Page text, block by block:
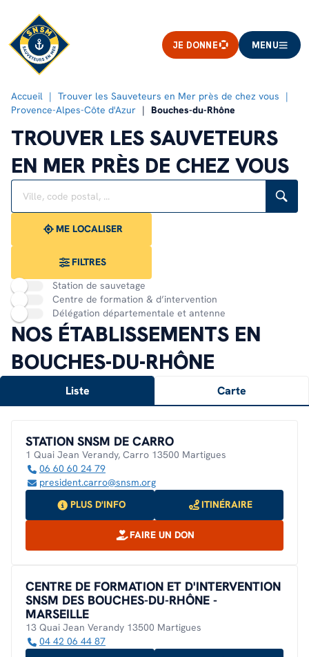
JE DONNE MENU
Accueil
Trouver les Sauveteurs en Mer près de chez vous
Provence-Alpes-Côte d'Azur
Bouches-du-Rhône
TROUVER LES SAUVETEURS
EN MER PRÈS DE CHEZ VOUS
Rechercher
Veuillez
renseigner
adresse
{{count}}
résultat(s)
ME LOCALISER
FILTRES
Station de sauvetage
Centre de formation & d’intervention
Délégation départementale et antenne
NOS ÉTABLISSEMENTS EN
BOUCHES-DU-RHÔNE
Liste Carte
STATION SNSM DE CARRO
1 Quai Jean Verandy, Carro 13500 Martigues
06 60 60 24 79
president.carro@snsm.org
PLUS D'INFO
ITINÉRAIRE
FAIRE UN DON
CENTRE DE FORMATION ET D'INTERVENTION
SNSM DES BOUCHES-DU-RHÔNE -
MARSEILLE
13 Quai Jean Verandy 13500 Martigues
04 42 06 44 87